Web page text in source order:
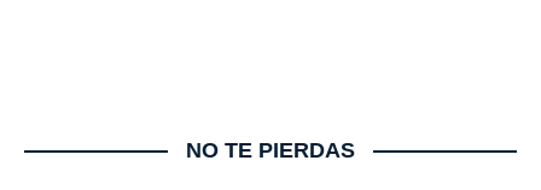
NO TE PIERDAS